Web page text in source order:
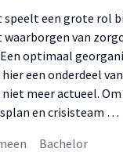
een grote rol
van
optimaal
een onderdeel
meer actueel. Om
en crisisteam …
Bachelor